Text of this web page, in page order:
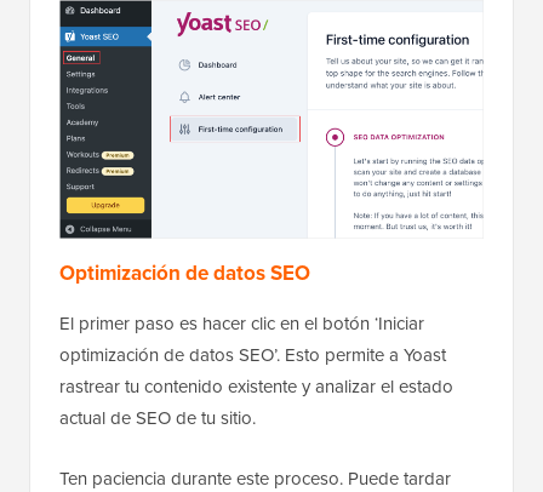
Optimización de datos SEO
El primer paso es hacer clic en el botón ‘Iniciar
optimización de datos SEO’. Esto permite a Yoast
rastrear tu contenido existente y analizar el estado
actual de SEO de tu sitio.
Ten paciencia durante este proceso. Puede tardar